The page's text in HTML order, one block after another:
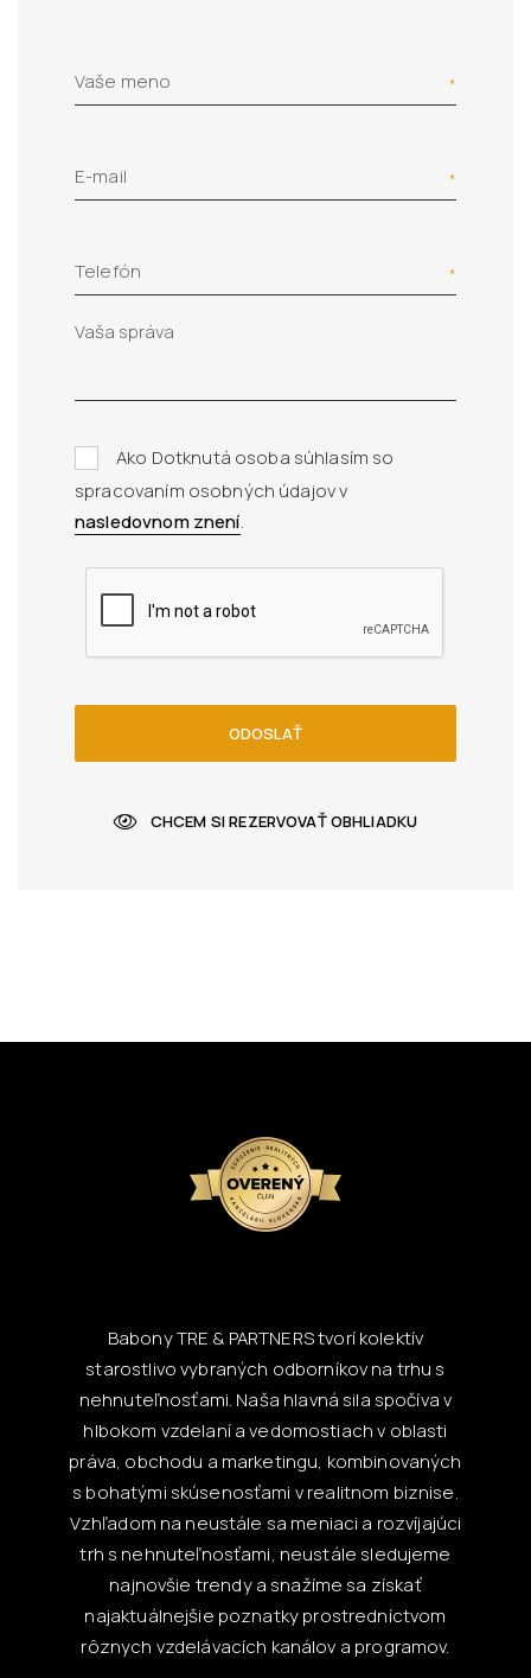
Vaše meno
E-mail
Telefón
Ako Dotknutá osoba súhlasím so
spracovaním osobných údajov v
nasledovnom znení.
ODOSLAŤ
CHCEM SI REZERVOVAŤ OBHLIADKU
Babony TRE & PARTNERS tvorí kolektív
starostlivo vybraných odborníkov na trhu s
nehnuteľnosťami. Naša hlavná sila spočíva v
hlbokom vzdelaní a vedomostiach v oblasti
práva, obchodu a marketingu, kombinovaných
s bohatými skúsenosťami v realitnom biznise.
Vzhľadom na neustále sa meniaci a rozvíjajúci
trh s nehnuteľnosťami, neustále sledujeme
najnovšie trendy a snažíme sa získať
najaktuálnejšie poznatky prostredníctvom
rôznych vzdelávacích kanálov a programov.